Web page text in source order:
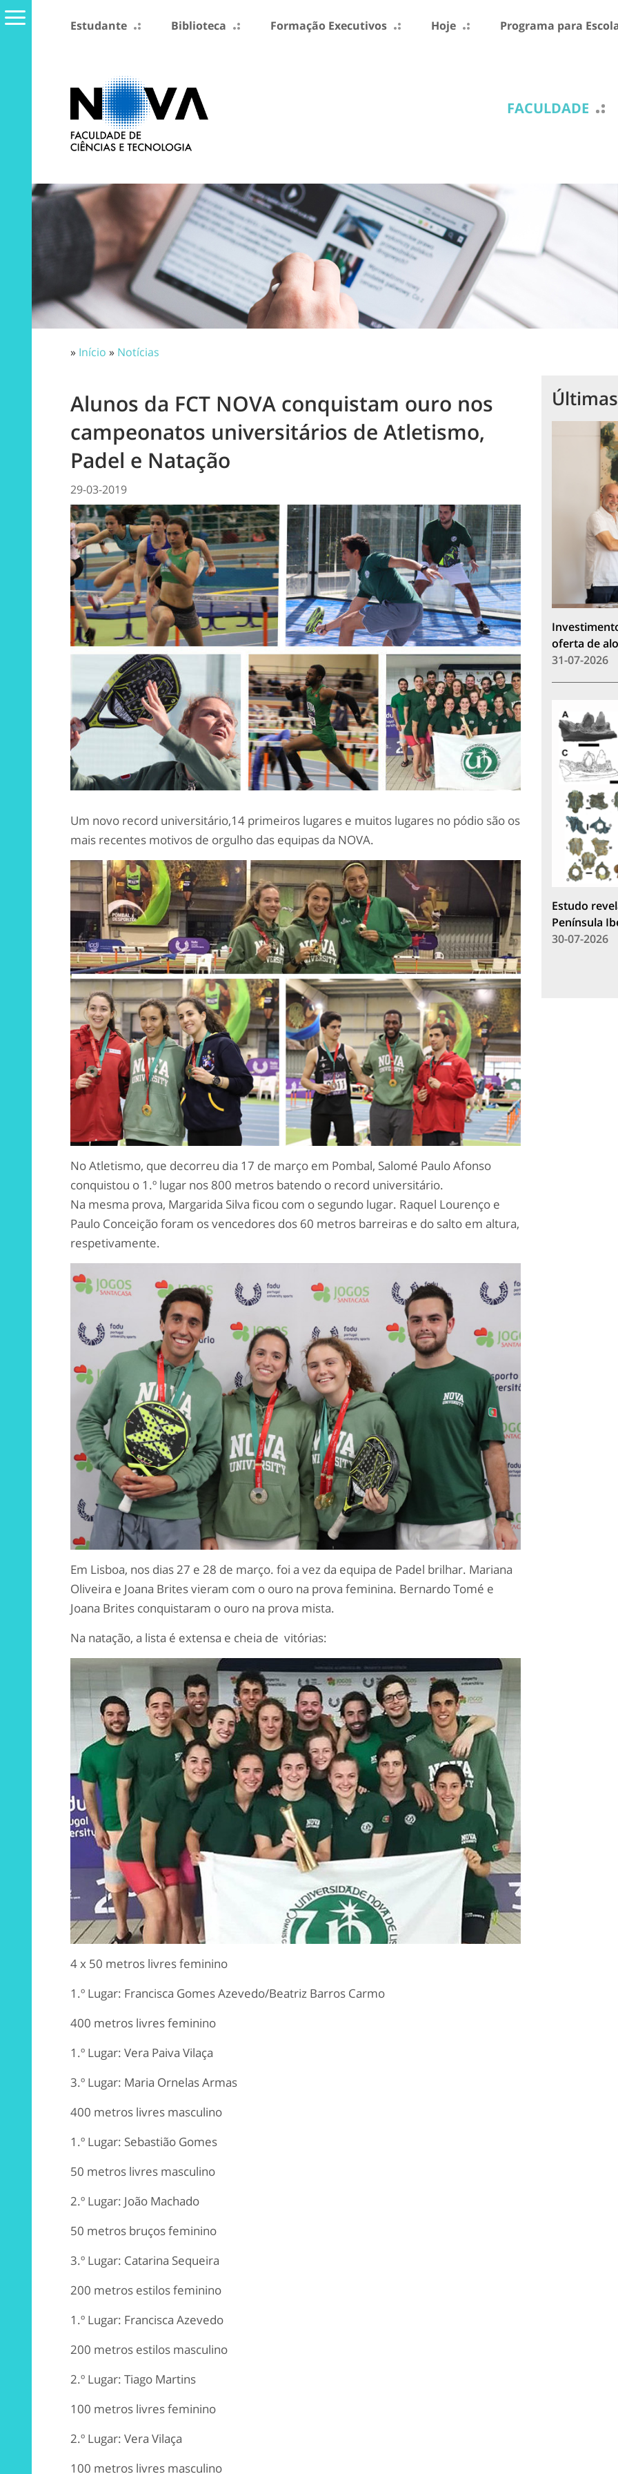
Estudante Biblioteca Formação Executivos Hoje Programa para
FACULDADE
» Início » Notícias
Alunos da FCT NOVA conquistam ouro nos
campeonatos universitários de Atletismo,
Padel e Natação
29-03-2019
Um novo record universitário,14 primeiros lugares e muitos lugares no pódio são os
mais recentes motivos de orgulho das equipas da NOVA.
No Atletismo, que decorreu dia 17 de março em Pombal, Salomé Paulo Afonso
conquistou o 1.º lugar nos 800 metros batendo o record universitário.
Na mesma prova, Margarida Silva ficou com o segundo lugar. Raquel Lourenço e
Paulo Conceição foram os vencedores dos 60 metros barreiras e do salto em altura,
respetivamente.
Em Lisboa, nos dias 27 e 28 de março. foi a vez da equipa de Padel brilhar. Mariana
Oliveira e Joana Brites vieram com o ouro na prova feminina. Bernardo Tomé e
Joana Brites conquistaram o ouro na prova mista.
Na natação, a lista é extensa e cheia de vitórias:
4 x 50 metros livres feminino
1.º Lugar: Francisca Gomes Azevedo/Beatriz Barros Carmo
400 metros livres feminino
1.º Lugar: Vera Paiva Vilaça
3.º Lugar: Maria Ornelas Armas
400 metros livres masculino
1.º Lugar: Sebastião Gomes
50 metros livres masculino
2.º Lugar: João Machado
50 metros bruços feminino
3.º Lugar: Catarina Sequeira
200 metros estilos feminino
1.º Lugar: Francisca Azevedo
200 metros estilos masculino
2.º Lugar: Tiago Martins
100 metros livres feminino
2.º Lugar: Vera Vilaça
100 metros livres masculino
oferta de
31-07-2026
Estudo
Península
30-07-2026